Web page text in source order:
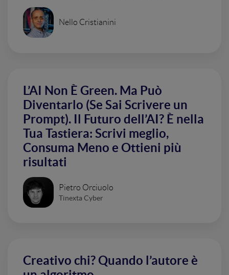
Nello Cristianini
L’AI Non È Green. Ma Può
Diventarlo (Se Sai Scrivere un
Prompt). Il Futuro dell’AI? È nella
Tua Tastiera: Scrivi meglio,
Consuma Meno e Ottieni più
risultati
Pietro Orciuolo
Tinexta Cyber
Creativo chi? Quando l’autore è